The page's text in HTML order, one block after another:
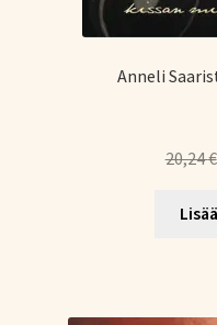
Anneli
20,24€